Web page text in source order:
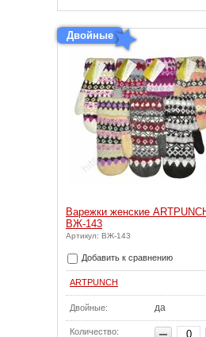
Двойные
Варежки женские
ВЖ-143
Артикул: ВЖ-143
Добавить к сравнению
ARTPUNCH
Двойные: да
Количество: